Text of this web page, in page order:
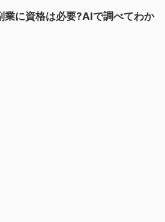
業に資格は必要?AIで調べてわか